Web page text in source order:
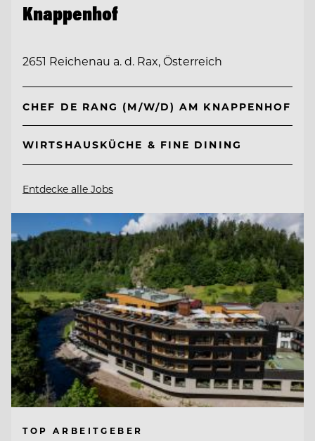
Knappenhof
2651 Reichenau a. d. Rax, Österreich
CHEF DE RANG (M/W/D) AM KNAPPENHOF
WIRTSHAUSKÜCHE & FINE DINING
Entdecke alle Jobs
TOP ARBEITGEBER